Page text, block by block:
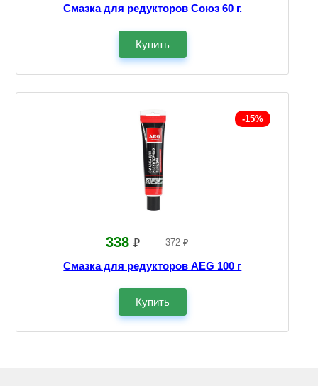
Смазка для редукторов Союз 60 г.
Купить
-15%
338 ₽ 372 ₽
Смазка для редукторов AEG 100 г
Купить